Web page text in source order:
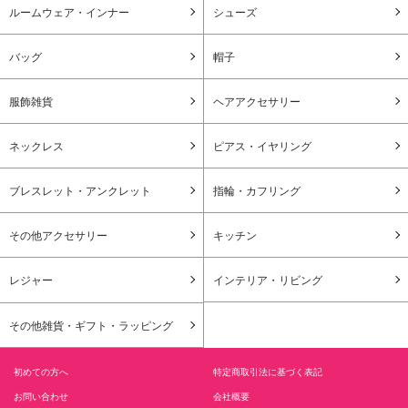
ルームウェア・インナー シューズ
バッグ 帽子
服飾雑貨 ヘアアクセサリー
ネックレス ピアス・イヤリング
ブレスレット・アンクレット 指輪・カフリング
その他アクセサリー キッチン
レジャー インテリア・リビング
その他雑貨・ギフト・ラッピング
初めての方へ 特定商取引法に基づく表記
お問い合わせ 会社概要